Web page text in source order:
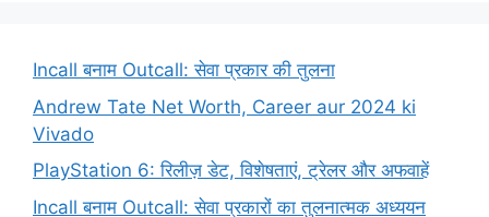
Incall बनाम Outcall: सेवा प्रकार की तुलना
Andrew Tate Net Worth, Career aur 2024 ki
Vivado
PlayStation 6: रिलीज़ डेट, विशेषताएं, ट्रेलर और अफवाहें
Incall बनाम Outcall: सेवा प्रकारों का तुलनात्मक अध्ययन